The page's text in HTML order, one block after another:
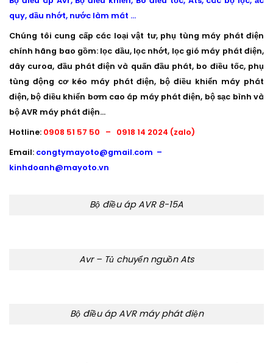
quy, dầu nhớt, nước làm mát …
Chúng tôi cung cấp các loại vật tư, phụ tùng máy phát điện
chính hãng bao gồm: lọc dầu, lọc nhớt, lọc gió máy phát điện,
dây curoa, đầu phát điện và quấn đầu phát, bo điều tốc, phụ
tùng động cơ kéo máy phát điện, bộ điều khiển máy phát
điện, bộ điều khiển bơm cao áp máy phát điện, bộ sạc bình và
bộ AVR máy phát điện…
Hotline: 0908 51 57 50 – 0918 14 2024 (zalo)
Email: congtymayoto@gmail.com –
kinhdoanh@mayoto.vn
Bộ điều áp AVR 8-15A
Avr – Tủ chuyển nguồn Ats
Bộ điều áp AVR máy phát điện